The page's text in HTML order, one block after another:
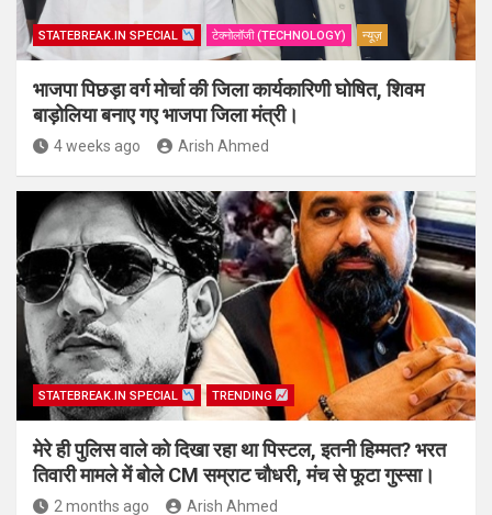
STATEBREAK.IN SPECIAL टेक्नोलॉजी (TECHNOLOGY) न्यूज़
भाजपा पिछड़ा वर्ग मोर्चा की जिला कार्यकारिणी घोषित, शिवम
बाड़ोलिया बनाए गए भाजपा जिला मंत्री।
4 weeks ago Arish Ahmed
STATEBREAK.IN SPECIAL TRENDING
मेरे ही पुलिस वाले को दिखा रहा था पिस्टल, इतनी हिम्मत? भरत
तिवारी मामले में बोले CM सम्राट चौधरी, मंच से फूटा गुस्सा।
2 months ago Arish Ahmed